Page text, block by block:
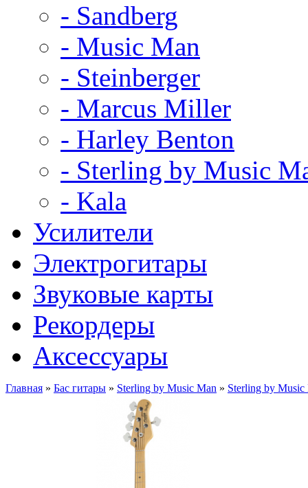
- Sandberg
- Music Man
- Steinberger
- Marcus Miller
- Harley Benton
- Sterling by Music
- Kala
Усилители
Электрогитары
Звуковые карты
Рекордеры
Аксессуары
Главная » Бас гитары » Sterling by Music Man » Sterling by